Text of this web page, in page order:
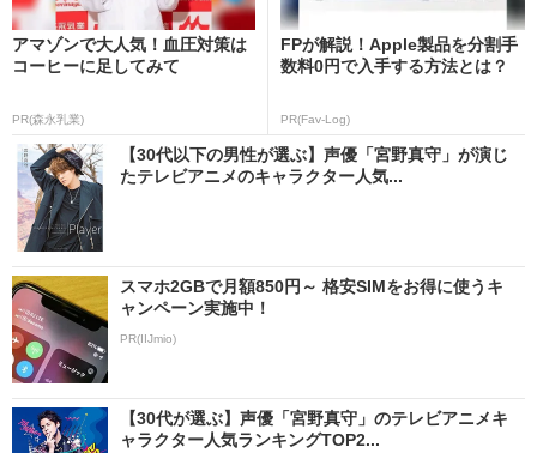
アマゾンで大人気！血圧対策は
コーヒーに足してみて
PR(森永乳業)
FPが解説！Apple製品を分割手
数料0円で入手する方法とは？
PR(Fav-Log)
【30代以下の男性が選ぶ】声優「宮野真守」が演じ
たテレビアニメのキャラクター人気...
スマホ2GBで月額850円～ 格安SIMをお得に使うキ
ャンペーン実施中！
PR(IIJmio)
【30代が選ぶ】声優「宮野真守」のテレビアニメキ
ャラクター人気ランキングTOP2...